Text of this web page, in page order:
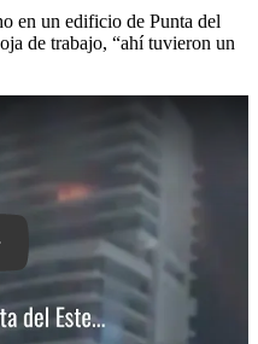
en un edificio de Punta del
de trabajo, “ahí tuvieron un
Incendio en un edificio de Punta